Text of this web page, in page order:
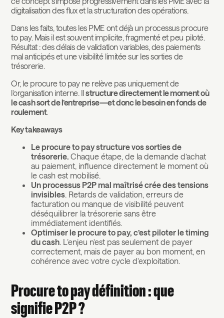
digitalisation des flux et la structuration des opérations.
Dans les faits, toutes les PME ont déjà un processus procure
to pay. Mais il est souvent implicite, fragmenté et peu piloté.
Résultat : des délais de validation variables, des paiements
mal anticipés et une visibilité limitée sur les sorties de
trésorerie.
Or, le procure to pay ne relève pas uniquement de
l’organisation interne. Ilstructure directement le moment où
le cash sort de l’entreprise—et donc le besoin en fonds de
roulement.
Key takeaways
Le procure to pay structure vos sorties de
trésorerie.Chaque étape, de la demande d’achat
au paiement, influence directement le moment où
le cash est mobilisé.
Un processus P2P mal maîtrisé crée des tensions
invisibles . Retards de validation, erreurs de
facturation ou manque de visibilité peuvent
déséquilibrer la trésorerie sans être
immédiatement identifiés.
Optimiser le procure to pay, c’est piloter le timing
du cash . L’enjeu n’est pas seulement de payer
correctement, mais de payer au bon moment, en
cohérence avec votre cycle d’exploitation.
Procure to pay définition : que
signifie P2P ?